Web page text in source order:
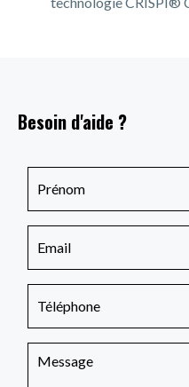
Besoin d'aide ?